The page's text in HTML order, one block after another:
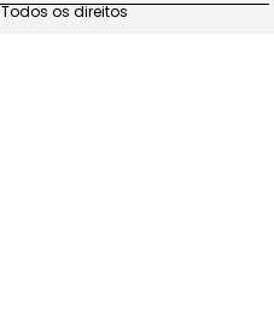
os direitos